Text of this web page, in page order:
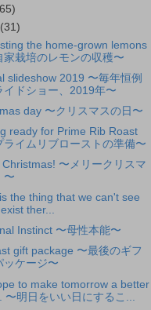
(31)
the home-grown lemons
家栽培のレモンの収穫〜
slideshow 2019 〜毎年恒例
イドショー、2019年〜
day 〜クリスマスの日〜
ready for Prime Rib Roast
ライムリブローストの準備〜
Christmas! 〜メリークリスマ
〜
the thing that we can't see
ther...
Instinct 〜母性本能〜
gift package 〜最後のギフ
ッケージ〜
to make tomorrow a better
〜明日をいい日にするこ...